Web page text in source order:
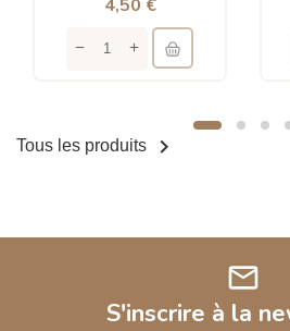
4,50 €
Tous les produits 
mail
S'inscrire à la